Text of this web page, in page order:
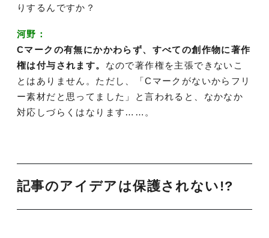
りするんですか？
河野：
Cマークの有無にかかわらず、すべての創作物に著作
権は付与されます。 なので著作権を主張できないこ
とはありません。ただし、「Cマークがないからフリ
ー素材だと思ってました」と言われると、なかなか
対応しづらくはなります……。
記事のアイデアは保護されない!?